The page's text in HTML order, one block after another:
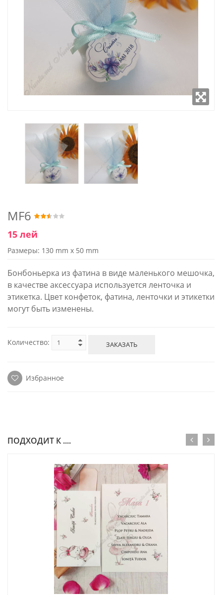
MF6
15 лей
Размеры: 130 mm x 50 mm
Бонбоньерка из фатина в виде маленького мешочка,
в качестве аксессуара используется ленточка и
этикетка. Цвет конфеток, фатина, ленточки и этикетки
могут быть изменены.
Количество: ЗАКАЗАТЬ
Избранное
ПОДХОДИТ К ....